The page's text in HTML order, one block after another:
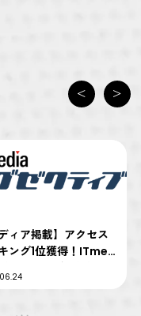
Previous
ディア掲載】アクセス
ング1位獲得！ITmedi
ゼクティブに弊社取締
加藤の記事が掲載さ
Next